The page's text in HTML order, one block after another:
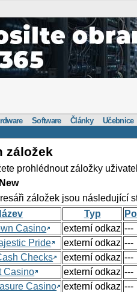
Software Články Učebnice
záložek
prohlédnout záložky
záložek jsou následující
Typ
Casino
externí odkaz ---
Pride
externí odkaz ---
Checks
externí odkaz ---
Casino
externí odkaz ---
Casino
externí odkaz ---